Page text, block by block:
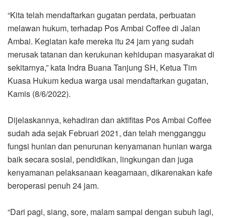
“Kita telah mendaftarkan gugatan perdata, perbuatan
melawan hukum, terhadap Pos Ambai Coffee di Jalan
Ambai. Kegiatan kafe mereka itu 24 jam yang sudah
merusak tatanan dan kerukunan kehidupan masyarakat di
sekitarnya,” kata Indra Buana Tanjung SH, Ketua Tim
Kuasa Hukum kedua warga usai mendaftarkan gugatan,
Kamis (8/6/2022).
Dijelaskannya, kehadiran dan aktifitas Pos Ambai Coffee
sudah ada sejak Februari 2021, dan telah mengganggu
fungsi hunian dan penurunan kenyamanan hunian warga
baik secara sosial, pendidikan, lingkungan dan juga
kenyamanan pelaksanaan keagamaan, dikarenakan kafe
beroperasi penuh 24 jam.
“Dari pagi, siang, sore, malam sampai dengan subuh lagi,